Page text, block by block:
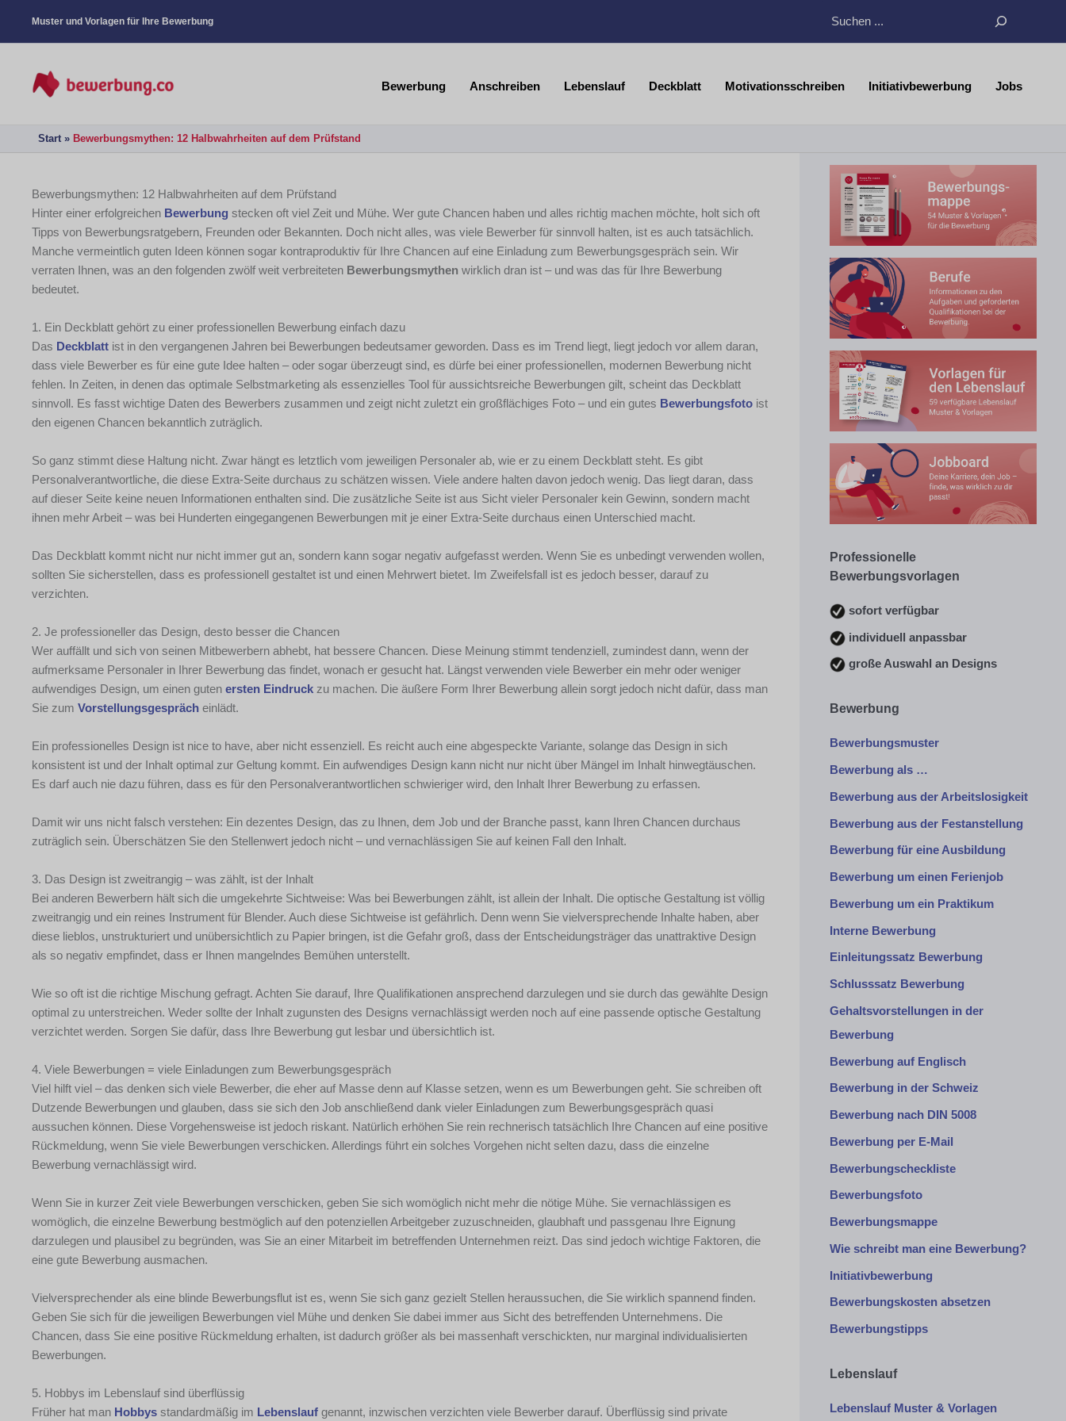
Muster und Vorlagen für Ihre Bewerbung
Bewerbung Anschreiben Lebenslauf Deckblatt Motivationsschreiben Initiativbewerbung Jobs
Start Bewerbungsmythen: 12 Halbwahrheiten auf dem Prüfstand
Bewerbungsmythen: 12 Halbwahrheiten auf dem Prüfstand
Hinter einer erfolgreichen Bewerbung stecken oft viel Zeit und Mühe. Wer gute Chancen haben und alles richtig machen möchte, holt sich oft
Tipps von Bewerbungsratgebern, Freunden oder Bekannten. Doch nicht alles, was viele Bewerber für sinnvoll halten, ist es auch tatsächlich.
Manche vermeintlich guten Ideen können sogar kontraproduktiv für Ihre Chancen auf eine Einladung zum Bewerbungsgespräch sein. Wir
verraten Ihnen, was an den folgenden zwölf weit verbreiteten Bewerbungsmythen wirklich dran ist – und was das für Ihre Bewerbung
bedeutet.
1. Ein Deckblatt gehört zu einer professionellen Bewerbung einfach dazu
Das Deckblatt ist in den vergangenen Jahren bei Bewerbungen bedeutsamer geworden. Dass es im Trend liegt, liegt jedoch vor allem daran,
dass viele Bewerber es für eine gute Idee halten – oder sogar überzeugt sind, es dürfe bei einer professionellen, modernen Bewerbung nicht
fehlen. In Zeiten, in denen das optimale Selbstmarketing als essenzielles Tool für aussichtsreiche Bewerbungen gilt, scheint das Deckblatt
sinnvoll. Es fasst wichtige Daten des Bewerbers zusammen und zeigt nicht zuletzt ein großflächiges Foto – und ein gutes Bewerbungsfoto ist
den eigenen Chancen bekanntlich zuträglich.
So ganz stimmt diese Haltung nicht. Zwar hängt es letztlich vom jeweiligen Personaler ab, wie er zu einem Deckblatt steht. Es gibt
Personalverantwortliche, die diese Extra-Seite durchaus zu schätzen wissen. Viele andere halten davon jedoch wenig. Das liegt daran, dass
auf dieser Seite keine neuen Informationen enthalten sind. Die zusätzliche Seite ist aus Sicht vieler Personaler kein Gewinn, sondern macht
ihnen mehr Arbeit – was bei Hunderten eingegangenen Bewerbungen mit je einer Extra-Seite durchaus einen Unterschied macht.
Das Deckblatt kommt nicht nur nicht immer gut an, sondern kann sogar negativ aufgefasst werden. Wenn Sie es unbedingt verwenden wollen,
sollten Sie sicherstellen, dass es professionell gestaltet ist und einen Mehrwert bietet. Im Zweifelsfall ist es jedoch besser, darauf zu
verzichten.
2. Je professioneller das Design, desto besser die Chancen
Wer auffällt und sich von seinen Mitbewerbern abhebt, hat bessere Chancen. Diese Meinung stimmt tendenziell, zumindest dann, wenn der
aufmerksame Personaler in Ihrer Bewerbung das findet, wonach er gesucht hat. Längst verwenden viele Bewerber ein mehr oder weniger
aufwendiges Design, um einen guten ersten Eindruck zu machen. Die äußere Form Ihrer Bewerbung allein sorgt jedoch nicht dafür, dass man
Sie zum Vorstellungsgespräch einlädt.
Ein professionelles Design ist nice to have, aber nicht essenziell. Es reicht auch eine abgespeckte Variante, solange das Design in sich
konsistent ist und der Inhalt optimal zur Geltung kommt. Ein aufwendiges Design kann nicht nur nicht über Mängel im Inhalt hinwegtäuschen.
Es darf auch nie dazu führen, dass es für den Personalverantwortlichen schwieriger wird, den Inhalt Ihrer Bewerbung zu erfassen.
Damit wir uns nicht falsch verstehen: Ein dezentes Design, das zu Ihnen, dem Job und der Branche passt, kann Ihren Chancen durchaus
zuträglich sein. Überschätzen Sie den Stellenwert jedoch nicht – und vernachlässigen Sie auf keinen Fall den Inhalt.
3. Das Design ist zweitrangig – was zählt, ist der Inhalt
Bei anderen Bewerbern hält sich die umgekehrte Sichtweise: Was bei Bewerbungen zählt, ist allein der Inhalt. Die optische Gestaltung ist völlig
zweitrangig und ein reines Instrument für Blender. Auch diese Sichtweise ist gefährlich. Denn wenn Sie vielversprechende Inhalte haben, aber
diese lieblos, unstrukturiert und unübersichtlich zu Papier bringen, ist die Gefahr groß, dass der Entscheidungsträger das unattraktive Design
als so negativ empfindet, dass er Ihnen mangelndes Bemühen unterstellt.
Wie so oft ist die richtige Mischung gefragt. Achten Sie darauf, Ihre Qualifikationen ansprechend darzulegen und sie durch das gewählte Design
optimal zu unterstreichen. Weder sollte der Inhalt zugunsten des Designs vernachlässigt werden noch auf eine passende optische Gestaltung
verzichtet werden. Sorgen Sie dafür, dass Ihre Bewerbung gut lesbar und übersichtlich ist.
4. Viele Bewerbungen = viele Einladungen zum Bewerbungsgespräch
Viel hilft viel – das denken sich viele Bewerber, die eher auf Masse denn auf Klasse setzen, wenn es um Bewerbungen geht. Sie schreiben oft
Dutzende Bewerbungen und glauben, dass sie sich den Job anschließend dank vieler Einladungen zum Bewerbungsgespräch quasi
aussuchen können. Diese Vorgehensweise ist jedoch riskant. Natürlich erhöhen Sie rein rechnerisch tatsächlich Ihre Chancen auf eine positive
Rückmeldung, wenn Sie viele Bewerbungen verschicken. Allerdings führt ein solches Vorgehen nicht selten dazu, dass die einzelne
Bewerbung vernachlässigt wird.
Wenn Sie in kurzer Zeit viele Bewerbungen verschicken, geben Sie sich womöglich nicht mehr die nötige Mühe. Sie vernachlässigen es
womöglich, die einzelne Bewerbung bestmöglich auf den potenziellen Arbeitgeber zuzuschneiden, glaubhaft und passgenau Ihre Eignung
darzulegen und plausibel zu begründen, was Sie an einer Mitarbeit im betreffenden Unternehmen reizt. Das sind jedoch wichtige Faktoren, die
eine gute Bewerbung ausmachen.
Vielversprechender als eine blinde Bewerbungsflut ist es, wenn Sie sich ganz gezielt Stellen heraussuchen, die Sie wirklich spannend finden.
Geben Sie sich für die jeweiligen Bewerbungen viel Mühe und denken Sie dabei immer aus Sicht des betreffenden Unternehmens. Die
Chancen, dass Sie eine positive Rückmeldung erhalten, ist dadurch größer als bei massenhaft verschickten, nur marginal individualisierten
Bewerbungen.
5. Hobbys im Lebenslauf sind überflüssig
Früher hat man Hobbys standardmäßig im Lebenslauf genannt, inzwischen verzichten viele Bewerber darauf. Überflüssig sind private
Professionelle
Bewerbungsvorlagen
sofort verfügbar
individuell anpassbar
große Auswahl an Designs
Bewerbung
Bewerbungsmuster
Bewerbung als …
Bewerbung aus der Arbeitslosigkeit
Bewerbung aus der Festanstellung
Bewerbung für eine Ausbildung
Bewerbung um einen Ferienjob
Bewerbung um ein Praktikum
Interne Bewerbung
Einleitungssatz Bewerbung
Schlusssatz Bewerbung
Gehaltsvorstellungen in der
Bewerbung
Bewerbung auf Englisch
Bewerbung in der Schweiz
Bewerbung nach DIN 5008
Bewerbung per E-Mail
Bewerbungscheckliste
Bewerbungsfoto
Bewerbungsmappe
Wie schreibt man eine Bewerbung?
Initiativbewerbung
Bewerbungskosten absetzen
Bewerbungstipps
Lebenslauf
Lebenslauf Muster & Vorlagen